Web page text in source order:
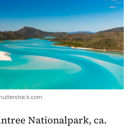
Nationalpark, ca.